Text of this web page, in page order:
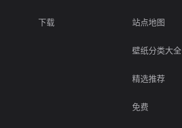
下载 站点地图
壁纸分类大全
精选推荐
免费